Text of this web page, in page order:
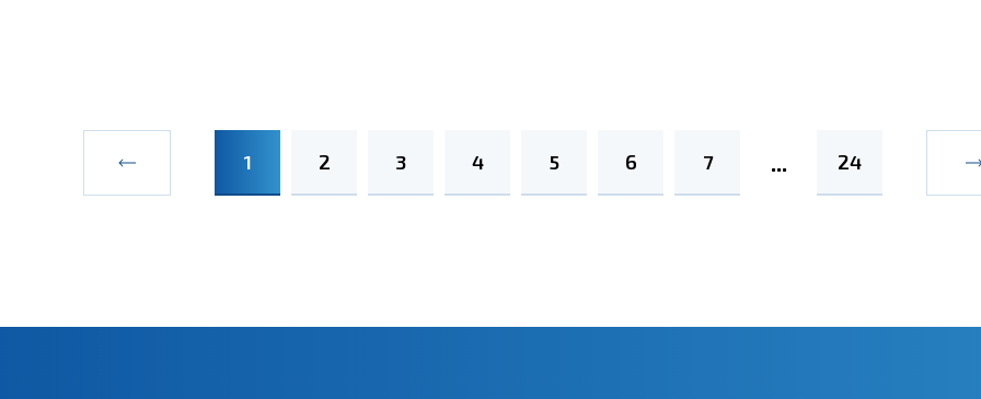
1 2 3 4 5 6 7 24